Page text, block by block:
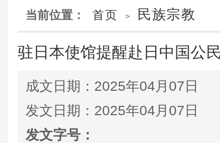
当前位置： 首页 > 民族宗教
驻日本使馆提醒赴日中国公
成文日期： 2025年04月07日
发文日期： 2025年04月07日
发文字号：